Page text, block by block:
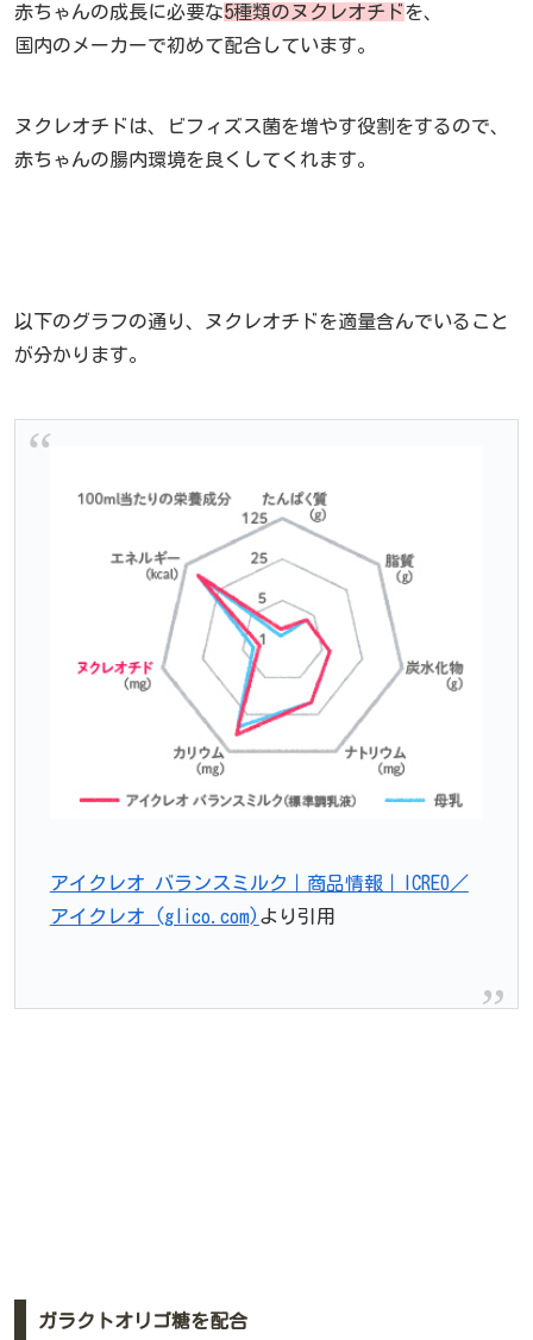
赤ちゃんの成長に必要な5種類のヌクレオチドを、
国内のメーカーで初めて配合しています。
ヌクレオチドは、ビフィズス菌を増やす役割をするので、
赤ちゃんの腸内環境を良くしてくれます。
以下のグラフの通り、ヌクレオチドを適量含んでいること
が分かります。
アイクレオ バランスミルク｜商品情報｜ICREO／
アイクレオ (glico.com)より引用
ガラクトオリゴ糖を配合